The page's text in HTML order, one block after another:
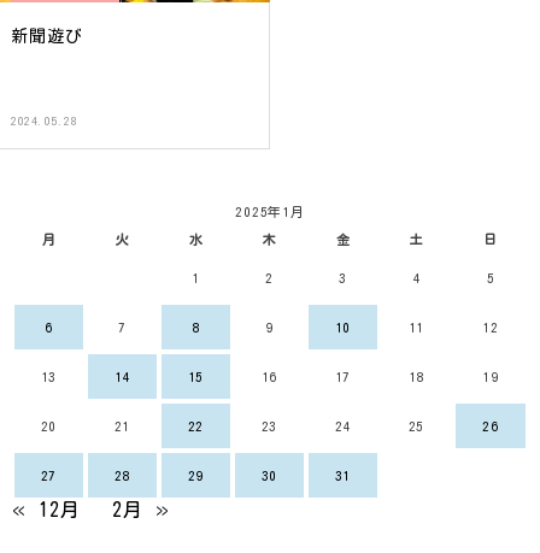
新聞遊び
2024.05.28
2025年1月
月 火 水 木 金 土 日
1 2 3 4 5
6 7 8 9 10 11 12
13 14 15 16 17 18 19
20 21 22 23 24 25 26
27 28 29 30 31
« 12月 2月 »